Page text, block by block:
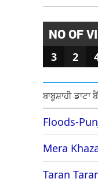
NO OF
3 2
ਬਾਬੂਸ਼ਾਹੀ ਡਾਟਾ
Floods-
Mera
Taran